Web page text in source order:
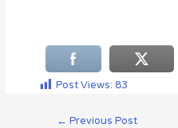
Post Views: 83
← Previous Post